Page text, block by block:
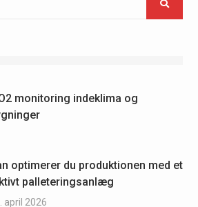
monitoring indeklima og
optimerer du produktionen med et
palleteringsanlæg
april 2026